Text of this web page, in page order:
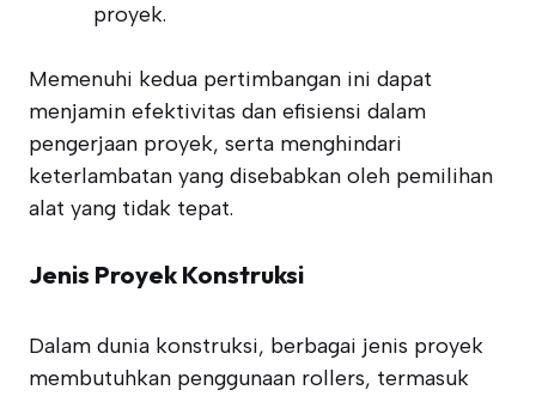
proyek.
Memenuhi kedua pertimbangan ini dapat
menjamin efektivitas dan efisiensi dalam
pengerjaan proyek, serta menghindari
keterlambatan yang disebabkan oleh pemilihan
alat yang tidak tepat.
Jenis Proyek Konstruksi
Dalam dunia konstruksi, berbagai jenis proyek
membutuhkan penggunaan rollers, termasuk